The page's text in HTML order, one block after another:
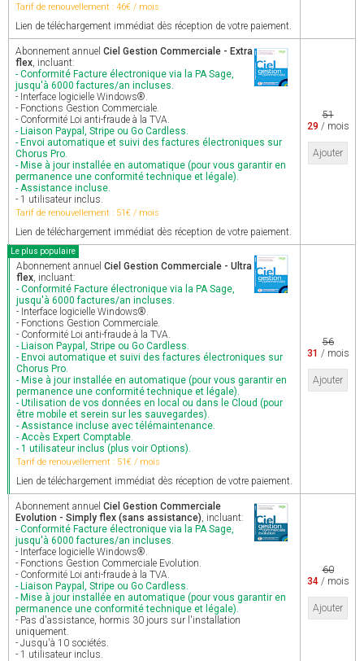
Tarif de renouvellement : 46€ / mois
Lien de téléchargement immédiat dès réception de votre paiement.
Abonnement annuel Ciel Gestion Commerciale - Extra
flex, incluant:
- Conformité Facture électronique via la PA Sage,
jusqu'à 6000 factures/an incluses.
- Interface logicielle Windows®.
- Fonctions Gestion Commerciale.
- Conformité Loi anti-fraude à la TVA.
- Liaison Paypal, Stripe ou Go Cardless.
- Envoi automatique et suivi des factures électroniques sur
Chorus Pro.
- Mise à jour installée en automatique (pour vous garantir en
permanence une conformité technique et légale).
- Assistance incluse.
- 1 utilisateur inclus.
Tarif de renouvellement : 51€ / mois
Lien de téléchargement immédiat dès réception de votre paiement.
51
29 / mois
Ajouter
Le plus populaire
Abonnement annuel Ciel Gestion Commerciale - Ultra
flex, incluant:
- Conformité Facture électronique via la PA Sage,
jusqu'à 6000 factures/an incluses.
- Interface logicielle Windows®.
- Fonctions Gestion Commerciale.
- Conformité Loi anti-fraude à la TVA.
- Liaison Paypal, Stripe ou Go Cardless.
- Envoi automatique et suivi des factures électroniques sur
Chorus Pro.
- Mise à jour installée en automatique (pour vous garantir en
permanence une conformité technique et légale).
- Utilisation de vos données en local ou dans le Cloud (pour
être mobile et serein sur les sauvegardes).
- Assistance incluse avec télémaintenance.
- Accès Expert Comptable.
- 1 utilisateur inclus (plus voir Options).
Tarif de renouvellement : 51€ / mois
Lien de téléchargement immédiat dès réception de votre paiement.
56
31 / mois
Ajouter
Abonnement annuel Ciel Gestion Commerciale
Evolution - Simply flex (sans assistance), incluant:
- Conformité Facture électronique via la PA Sage,
jusqu'à 6000 factures/an incluses.
- Interface logicielle Windows®.
- Fonctions Gestion Commerciale Evolution.
- Conformité Loi anti-fraude à la TVA.
- Liaison Paypal, Stripe ou Go Cardless.
- Mise à jour installée en automatique (pour vous garantir en
permanence une conformité technique et légale).
- Pas d'assistance, hormis 30 jours sur l'installation
uniquement.
- Jusqu'à 10 sociétés.
- 1 utilisateur inclus.
60
34/ mois
Ajouter